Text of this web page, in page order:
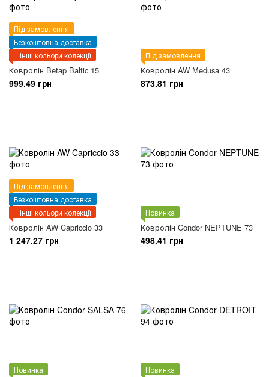
Під замовлення
Безкоштовна доставка
+ інші кольори колекції
Ковролін Betap Baltic 15
999.49 грн
Під замовлення
Ковролін AW Medusa 43
873.81 грн
Під замовлення
Безкоштовна доставка
+ інші кольори колекції
Ковролін AW Capriccio 33
1 247.27 грн
Новинка
Ковролін Condor NEPTUNE 73
498.41 грн
Новинка Новинка